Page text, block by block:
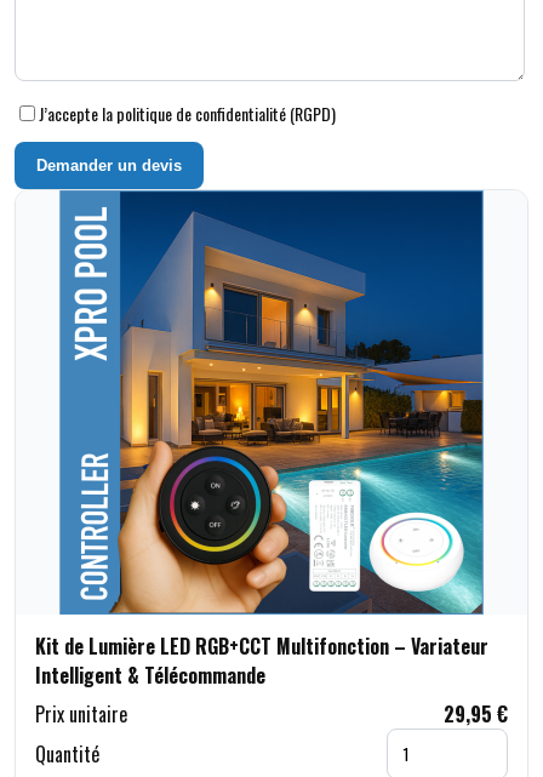
J’accepte la politique de confidentialité (RGPD)
Demander un devis
Kit de Lumière LED RGB+CCT Multifonction – Variateur
Intelligent & Télécommande
Prix unitaire
29,95 €
Quantité